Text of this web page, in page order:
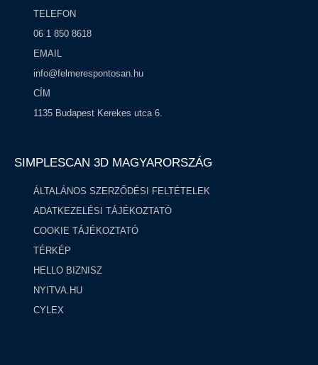
TELEFON
06 1 850 8618
EMAIL
info@felmerespontosan.hu
CÍM
1135 Budapest Kerekes utca 6.
SIMPLESCAN 3D MAGYARORSZÁG​
ÁLTALÁNOS SZERZŐDÉSI FELTÉTELEK
ADATKEZELÉSI TÁJÉKOZTATÓ
COOKIE TÁJÉKOZTATÓ
TÉRKÉP
HELLO BIZNISZ
NYITVA.HU
CYLEX